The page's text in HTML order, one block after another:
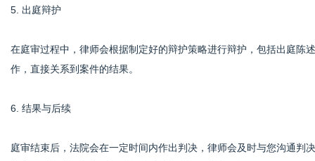
5. 出庭辩护
在庭审过程中，律师会根据制定好的辩护策略进行辩护，包括出庭陈
作，直接关系到案件的结果。
6. 结果与后续
庭审结束后，法院会在一定时间内作出判决，律师会及时与您沟通判